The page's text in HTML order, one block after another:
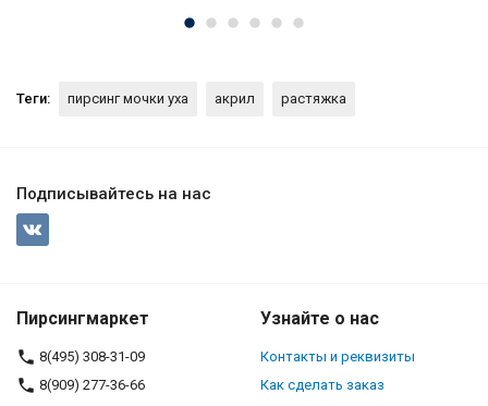
Теги: пирсинг мочки уха акрил растяжка
Подписывайтесь на нас
Пирсингмаркет
8(495) 308-31-09
8(909) 277-36-66
Узнайте о нас
Контакты и реквизиты
Как сделать заказ